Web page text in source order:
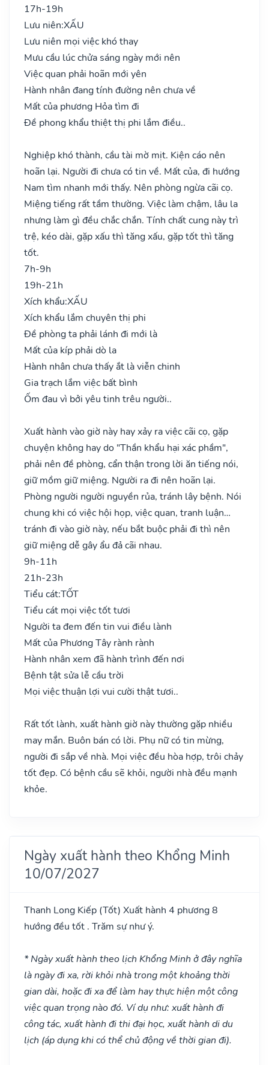
17h-19h
Lưu niên:XẤU
Lưu niên mọi việc khó thay
Mưu cầu lúc chửa sáng ngày mới nên
Việc quan phải hoãn mới yên
Hành nhân đang tính đường nên chưa về
Mất của phương Hỏa tìm đi
Đề phong khẩu thiệt thị phi lắm điều..
Nghiệp khó thành, cầu tài mờ mịt. Kiện cáo nên
hoãn lại. Người đi chưa có tin về. Mất của, đi hướng
Nam tìm nhanh mới thấy. Nên phòng ngừa cãi cọ.
Miệng tiếng rất tầm thường. Việc làm chậm, lâu la
nhưng làm gì đều chắc chắn. Tính chất cung này trì
trệ, kéo dài, gặp xấu thì tăng xấu, gặp tốt thì tăng
tốt.
7h-9h
19h-21h
Xích khẩu:XẤU
Xích khẩu lắm chuyên thị phi
Đề phòng ta phải lánh đi mới là
Mất của kíp phải dò la
Hành nhân chưa thấy ắt là viễn chinh
Gia trạch lắm việc bất bình
Ốm đau vì bởi yêu tinh trêu người..
Xuất hành vào giờ này hay xảy ra việc cãi cọ, gặp
chuyện không hay do "Thần khẩu hại xác phầm",
phải nên đề phòng, cẩn thận trong lời ăn tiếng nói,
giữ mồm giữ miệng. Người ra đi nên hoãn lại.
Phòng người người nguyền rủa, tránh lây bệnh. Nói
chung khi có việc hội họp, việc quan, tranh luận…
tránh đi vào giờ này, nếu bắt buộc phải đi thì nên
giữ miệng dễ gây ẩu đả cãi nhau.
9h-11h
21h-23h
Tiểu cát:TỐT
Tiểu cát mọi việc tốt tươi
Người ta đem đến tin vui điều lành
Mất của Phương Tây rành rành
Hành nhân xem đã hành trình đến nơi
Bệnh tật sửa lễ cầu trời
Mọi việc thuận lợi vui cười thật tươi..
Rất tốt lành, xuất hành giờ này thường gặp nhiều
may mắn. Buôn bán có lời. Phụ nữ có tin mừng,
người đi sắp về nhà. Mọi việc đều hòa hợp, trôi chảy
tốt đẹp. Có bệnh cầu sẽ khỏi, người nhà đều mạnh
khỏe.
Ngày xuất hành theo Khổng Minh
10/07/2027
Thanh Long Kiếp (Tốt) Xuất hành 4 phương 8
hướng đều tốt . Trăm sự như ý.
* Ngày xuất hành theo lịch Khổng Minh ở đây nghĩa
là ngày đi xa, rời khỏi nhà trong một khoảng thời
gian dài, hoặc đi xa để làm hay thực hiện một công
việc quan trọng nào đó. Ví dụ như: xuất hành đi
công tác, xuất hành đi thi đại học, xuất hành di du
lịch (áp dụng khi có thể chủ động về thời gian đi).